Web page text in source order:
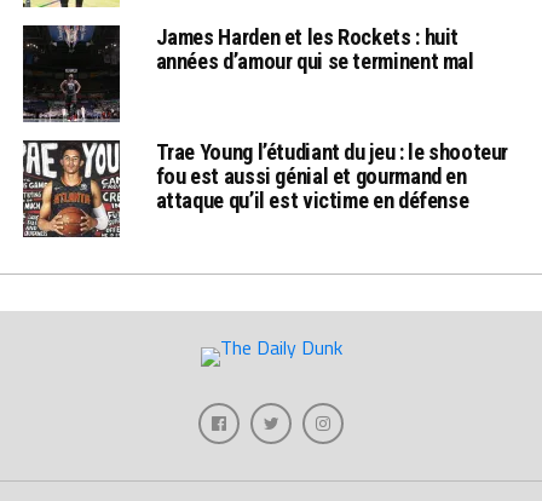
James Harden et les Rockets : huit
années d’amour qui se terminent mal
Trae Young l’étudiant du jeu : le shooteur
fou est aussi génial et gourmand en
attaque qu’il est victime en défense